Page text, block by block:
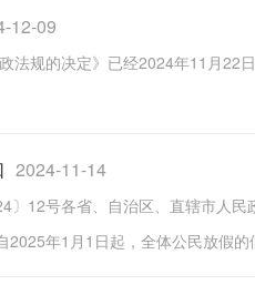
12-09
规的决定》已经2024年11月22
2024-11-14
12号各省、自治区、直辖市人
年1月1日起，全体公民放假